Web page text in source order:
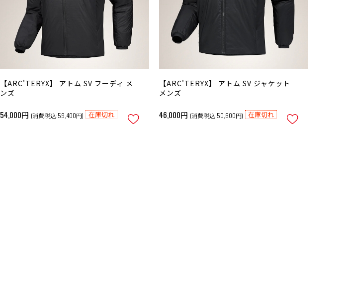
【ARC'TERYX】 アトム SV フーディ メ
ンズ
54,000円 (消費税込:59,400円) 在庫切れ
【ARC'TERYX】 アトム SV ジャケット
メンズ
46,000円 (消費税込:50,600円) 在庫切れ